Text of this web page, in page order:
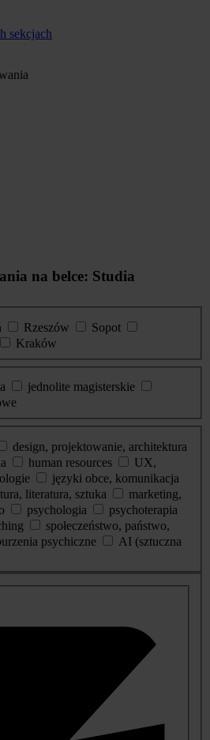
sekcjach
na belce: Studia
Rzeszów
Sopot
Kraków
jednolite magisterskie
design, projektowanie, architektura
human resources
UX,
języki obce, komunikacja
literatura, sztuka
marketing,
psychologia
psychoterapia
społeczeństwo, państwo,
psychiczne
AI (sztuczna